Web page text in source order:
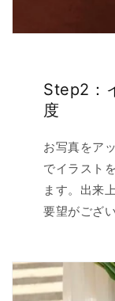
Step2：
度
お写真をア
でイラスト
ます。出来
要望がござ